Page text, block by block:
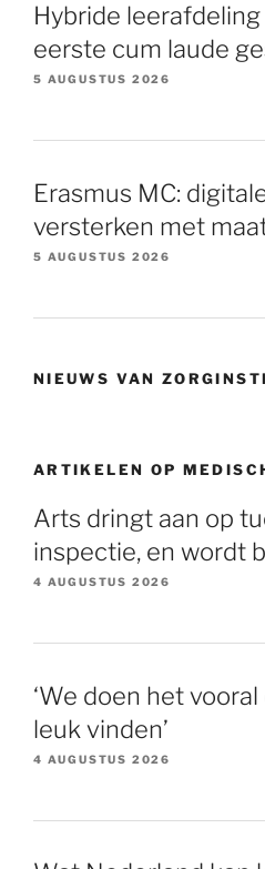
Hybride
eerste cum laude
5 AUGUSTUS 2026
Erasmus MC:
versterken met
5 AUGUSTUS 2026
NIEUWS VAN
ARTIKELEN OP
Arts dringt aan op
inspectie, en wordt
4 AUGUSTUS 2026
‘We doen het
leuk vinden’
4 AUGUSTUS 2026